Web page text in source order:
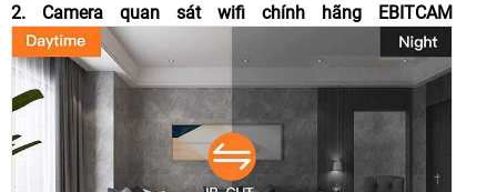
2. Camera quan sát wifi chính hãng EBITCAM